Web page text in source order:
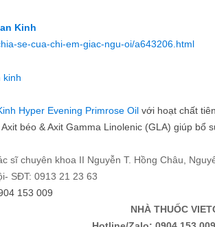
se-cua-chi-em-giac-ngu-oi/a643206.html
Hyper Evening Primrose Oil với hoạt chất
béo & Axit Gamma Linolenic (GLA) giúp bổ
sĩ chuyên khoa II Nguyễn T. Hồng Châu,
SĐT: 0913 21 23 63
153 009
NHÀ THUỐC